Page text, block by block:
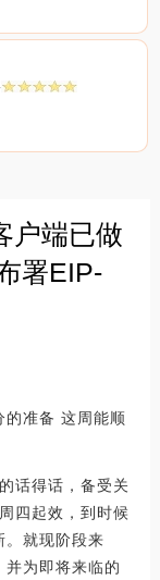
户端已做
署EIP-
的准备 这周能顺
话得话，备受关
四起效，到时候
。就现阶段来
为即将来临的